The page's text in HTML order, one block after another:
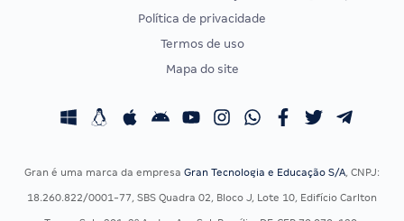
CONCURSOS POR PROFISSÃO
Concursos Fiscais
EXAME DE ORDEM
Calendário OAB
Política de privacidade
Termos de uso
Mapa do site
Gran é uma marca da empresa Gran Tecnologia e Educação S/A, CNPJ:
18.260.822/0001-77, SBS Quadra 02, Bloco J, Lote 10, Edifício Carlton